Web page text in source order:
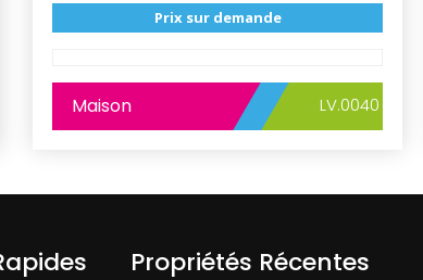
Prix sur demande
Maison LV.0040
Propriétés Récentes